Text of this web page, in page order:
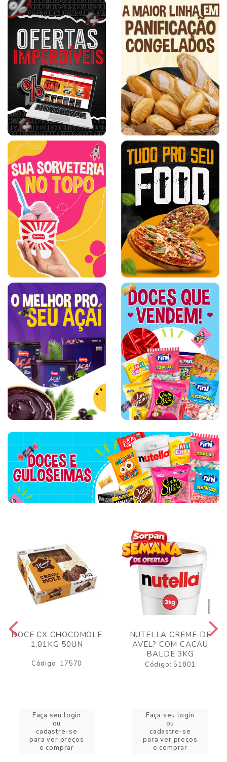
DOCE CX CHOCOMOLE
1,01KG 50UN
Código: 17570
Faça seu login
ou
cadastre-se
para ver preços
e comprar
NUTELLA CREME DE
AVEL? COM CACAU
BALDE 3KG
Código: 51801
Faça seu login
ou
cadastre-se
para ver preços
e comprar